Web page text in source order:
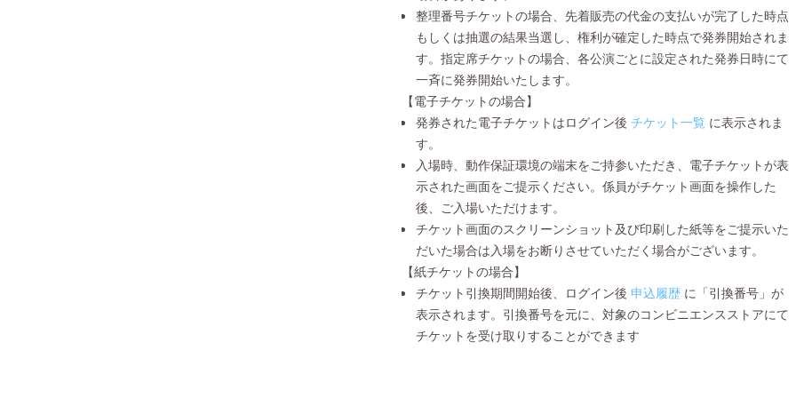
整理番号チケットの場合、先着販売の代金の支払いが完了した時点
もしくは抽選の結果当選し、権利が確定した時点で発券開始されま
す。指定席チケットの場合、各公演ごとに設定された発券日時にて
一斉に発券開始いたします。
【電子チケットの場合】
発券された電子チケットはログイン後 チケット一覧 に表示されま
す。
入場時、動作保証環境の端末をご持参いただき、電子チケットが表
示された画面をご提示ください。係員がチケット画面を操作した
後、ご入場いただけます。
チケット画面のスクリーンショット及び印刷した紙等をご提示いた
だいた場合は入場をお断りさせていただく場合がございます。
【紙チケットの場合】
チケット引換期間開始後、ログイン後 申込履歴 に「引換番号」が
表示されます。引換番号を元に、対象のコンビニエンスストアにて
チケットを受け取りすることができます